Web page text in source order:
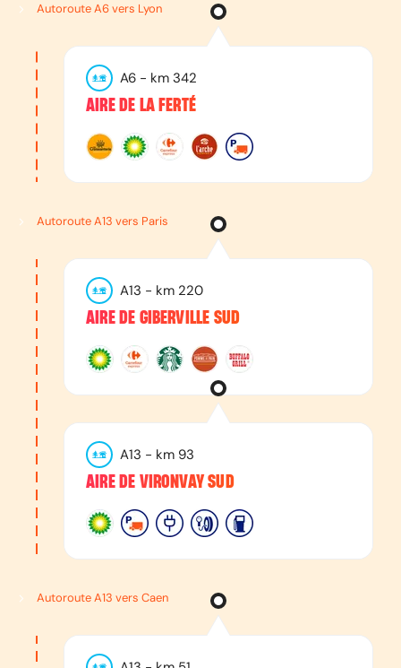
Autoroute A6 vers Lyon
A6 - km 342
AIRE DE LA FERTÉ
Autoroute A13 vers Paris
A13 - km 220
AIRE DE GIBERVILLE SUD
A13 - km 93
AIRE DE VIRONVAY SUD
Autoroute A13 vers Caen